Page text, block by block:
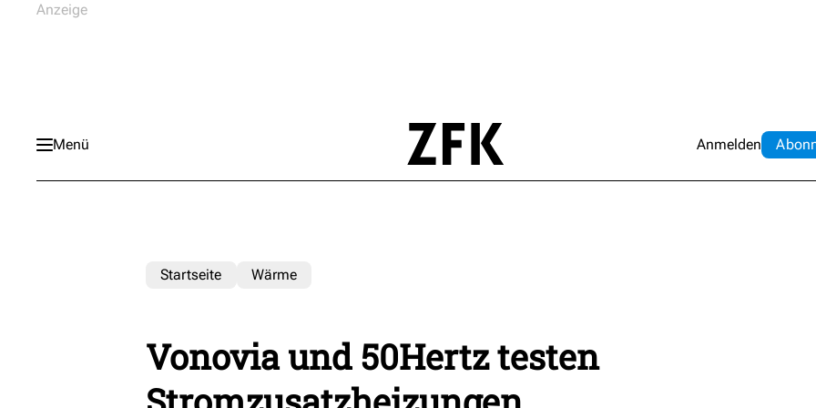
Menü Anmelden Abo
Startseite Wärme
Vonovia und 50Hertz testen